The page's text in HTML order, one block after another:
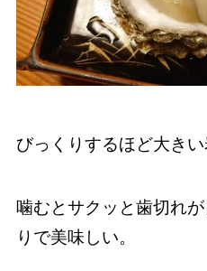
びっくりするほど大きい
噛むとサクッと歯切れ
りで美味しい。